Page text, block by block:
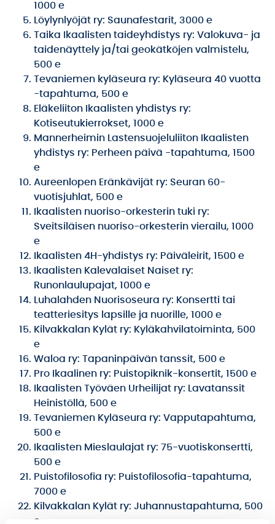
1000 e
Löylynlyöjät ry: Saunafestarit, 3000 e
Taika Ikaalisten taideyhdistys ry: Valokuva- ja
taidenäyttely ja/tai geokätköjen valmistelu,
500 e
Tevaniemen kyläseura ry: Kyläseura 40 vuotta
-tapahtuma, 500 e
Eläkeliiton Ikaalisten yhdistys ry:
Kotiseutukierrokset, 1000 e
Mannerheimin Lastensuojeluliiton Ikaalisten
yhdistys ry: Perheen päivä -tapahtuma, 1500
e
Aureenlopen Eränkävijät ry: Seuran 60-
vuotisjuhlat, 500 e
Ikaalisten nuoriso-orkesterin tuki ry:
Sveitsiläisen nuoriso-orkesterin vierailu, 1000
e
Ikaalisten 4H-yhdistys ry: Päiväleirit, 1500 e
Ikaalisten Kalevalaiset Naiset ry:
Runonlaulupajat, 1000 e
Luhalahden Nuorisoseura ry: Konsertti tai
teatteriesitys lapsille ja nuorille, 1000 e
Kilvakkalan Kylät ry: Kyläkahvilatoiminta, 500
e
Waloa ry: Tapaninpäivän tanssit, 500 e
Pro Ikaalinen ry: Puistopiknik-konsertit, 1500 e
Ikaalisten Työväen Urheilijat ry: Lavatanssit
Heinistöllä, 500 e
Tevaniemen Kyläseura ry: Vapputapahtuma,
500 e
Ikaalisten Mieslaulajat ry: 75-vuotiskonsertti,
500 e
Puistofilosofia ry: Puistofilosofia-tapahtuma,
7000 e
Kilvakkalan Kylät ry: Juhannustapahtuma, 500
e